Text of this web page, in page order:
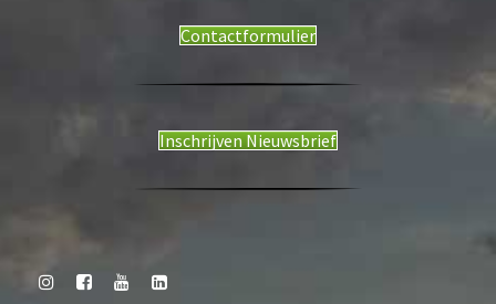
Contactformulier
Inschrijven Nieuwsbrief